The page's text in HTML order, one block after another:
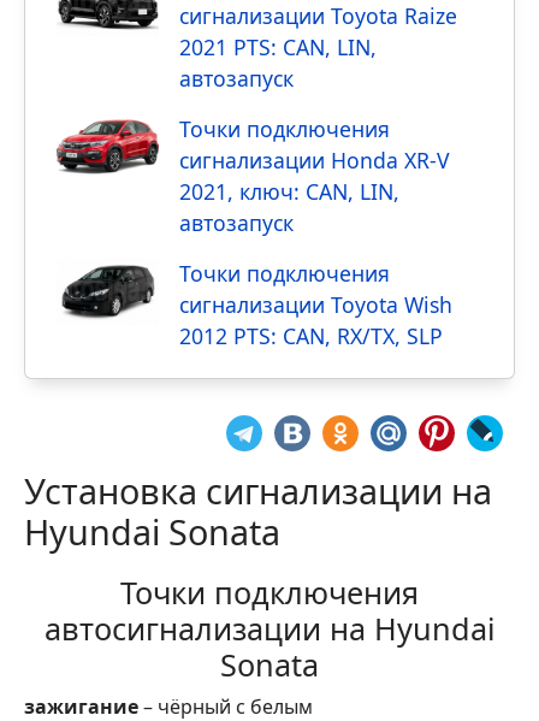
сигнализации Toyota Raize
2021 PTS: CAN, LIN,
автозапуск
Точки подключения
сигнализации Honda XR-V
2021, ключ: CAN, LIN,
автозапуск
Точки подключения
сигнализации Toyota Wish
2012 PTS: CAN, RX/TX, SLP
Установка сигнализации на
Hyundai Sonata
Точки подключения
автосигнализации на Hyundai
Sonata
зажигание– чёрный с белым